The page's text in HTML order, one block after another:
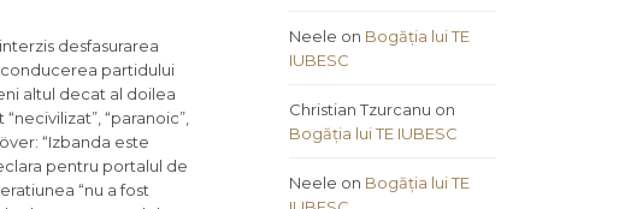
desfasurarea
partidului
altul decat al doilea
“paranoic”,
“Izbanda este
pentru portalul de
“nu a fost
Neele on Bogăția lui TE
IUBESC
Christian Tzurcanu on
Bogăția lui TE IUBESC
Neele on Bogăția lui TE